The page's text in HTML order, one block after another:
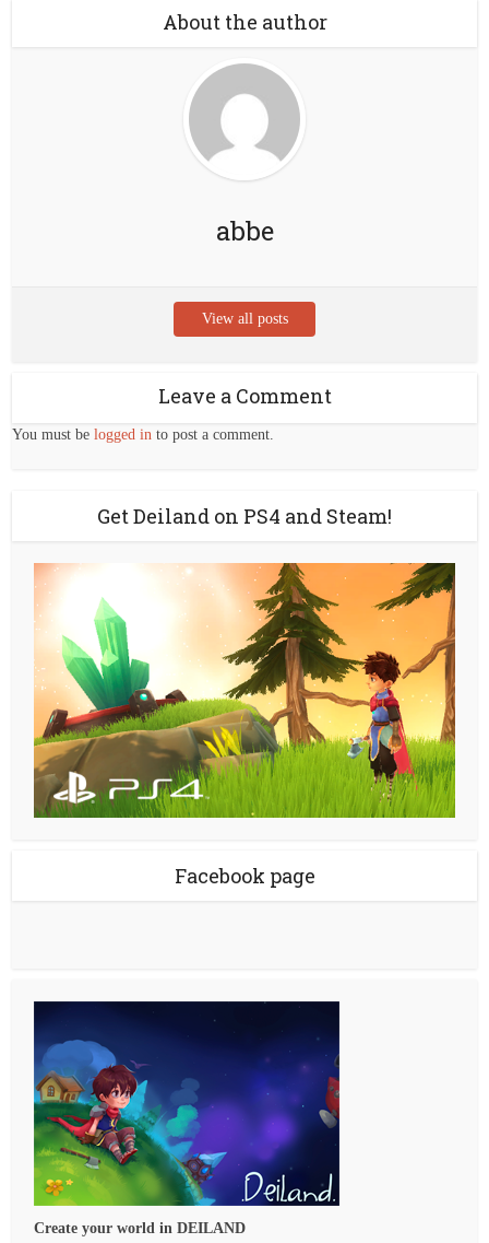
About the author
abbe
View all posts
Leave a Comment
You must belogged in to post a comment.
Get Deiland on PS4 and Steam!
Facebook page
Create your world in DEILAND